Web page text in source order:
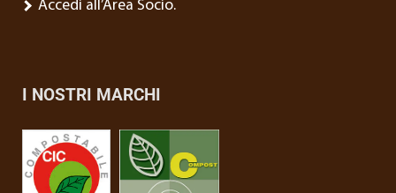
Accedi all’Area Socio.
I NOSTRI MARCHI